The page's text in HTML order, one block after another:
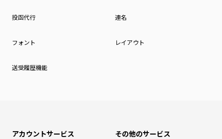
投函代行 連名
フォント レイアウト
送受履歴機能
アカウントサービス その他のサービス